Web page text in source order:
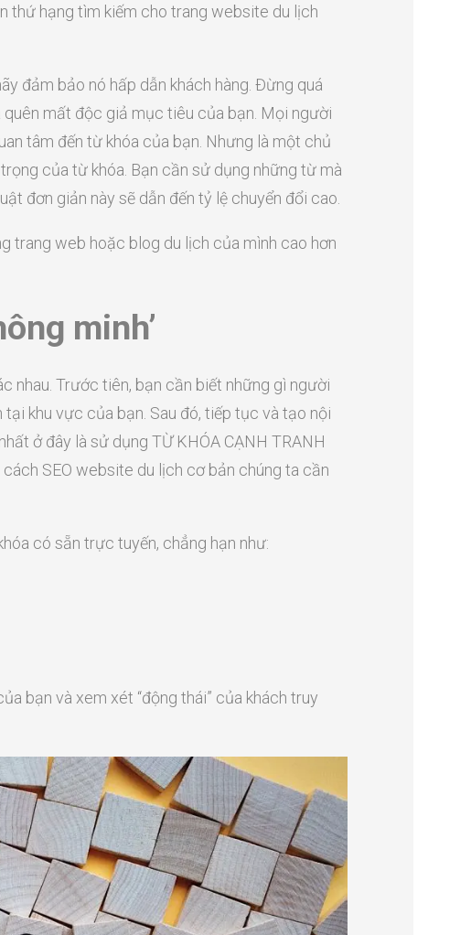
thứ hạng tìm kiếm cho trang website du lịch
đảm bảo nó hấp dẫn khách hàng. Đừng quá
mất độc giả mục tiêu của bạn. Mọi người
tâm đến từ khóa của bạn. Nhưng là một chủ
của từ khóa. Bạn cần sử dụng những từ mà
đơn giản này sẽ dẫn đến tỷ lệ chuyển đổi cao.
trang web hoặc blog du lịch của mình cao hơn
minh’
nhau. Trước tiên, bạn cần biết những gì người
khu vực của bạn. Sau đó, tiếp tục và tạo nội
ở đây là sử dụng TỪ KHÓA CẠNH TRANH
SEO website du lịch cơ bản chúng ta cần
có sẵn trực tuyến, chẳng hạn như:
bạn và xem xét “động thái” của khách truy